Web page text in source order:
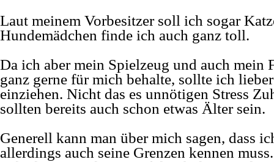
Laut meinem Vorbesitzer soll ich sogar
Hundemädchen finde ich auch ganz toll.
Da ich aber mein Spielzeug und auch mein
ganz gerne für mich behalte, sollte ich
einziehen. Nicht das es unnötigen Stress
sollten bereits auch schon etwas Älter sein.
Generell kann man über mich sagen, dass
allerdings auch seine Grenzen kennen